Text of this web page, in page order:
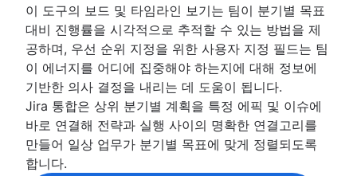
이 도구의 보드 및 타임라인 보기는 팀이 분기별 목표
대비 진행률을 시각적으로 추적할 수 있는 방법을 제
공하며, 우선 순위 지정을 위한 사용자 지정 필드는 팀
이 에너지를 어디에 집중해야 하는지에 대해 정보에
기반한 의사 결정을 내리는 데 도움이 됩니다.
Jira 통합은 상위 분기별 계획을 특정 에픽 및 이슈에
바로 연결해 전략과 실행 사이의 명확한 연결고리를
만들어 일상 업무가 분기별 목표에 맞게 정렬되도록
합니다.